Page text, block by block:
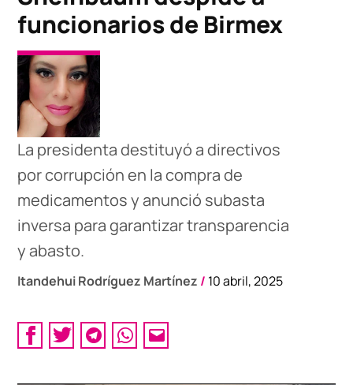
funcionarios de Birmex
La presidenta destituyó a directivos
por corrupción en la compra de
medicamentos y anunció subasta
inversa para garantizar transparencia
y abasto.
Itandehui Rodríguez Martínez / 10 abril, 2025